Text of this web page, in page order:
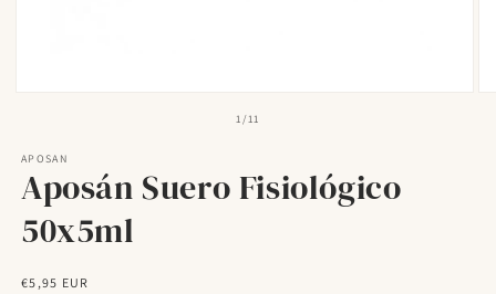
en
una
ventana
1/de
11
APOSAN
Aposán Suero Fisiológico
50x5ml
Precio
€5,95 EUR